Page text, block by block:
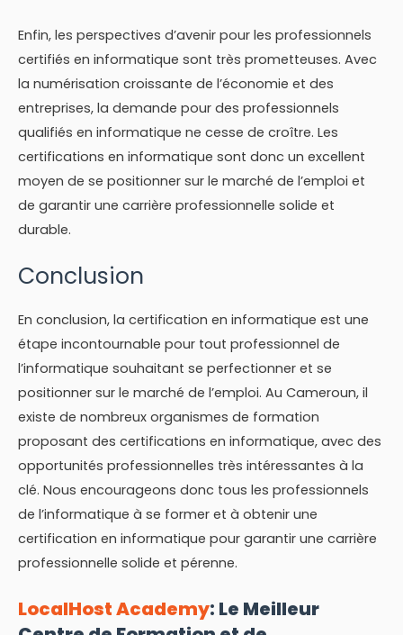
Enfin, les perspectives d’avenir pour les professionnels
certifiés en informatique sont très prometteuses. Avec
la numérisation croissante de l’économie et des
entreprises, la demande pour des professionnels
qualifiés en informatique ne cesse de croître. Les
certifications en informatique sont donc un excellent
moyen de se positionner sur le marché de l’emploi et
de garantir une carrière professionnelle solide et
durable.
Conclusion
En conclusion, la certification en informatique est une
étape incontournable pour tout professionnel de
l’informatique souhaitant se perfectionner et se
positionner sur le marché de l’emploi. Au Cameroun, il
existe de nombreux organismes de formation
proposant des certifications en informatique, avec des
opportunités professionnelles très intéressantes à la
clé. Nous encourageons donc tous les professionnels
de l’informatique à se former et à obtenir une
certification en informatique pour garantir une carrière
professionnelle solide et pérenne.
LocalHost Academy: Le Meilleur